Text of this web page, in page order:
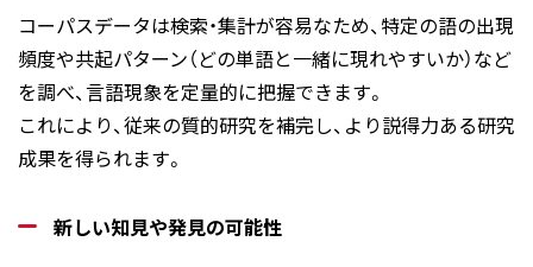
コーパスデータは検索・集計が容易なため、特定の語の出現
頻度や共起パターン（どの単語と一緒に現れやすいか）など
を調べ、言語現象を定量的に把握できます。
これにより、従来の質的研究を補完し、より説得力ある研究
成果を得られます。
新しい知見や発見の可能性